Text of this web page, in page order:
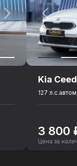
Kia Ceed
127 л.с.
3 800
Цена за